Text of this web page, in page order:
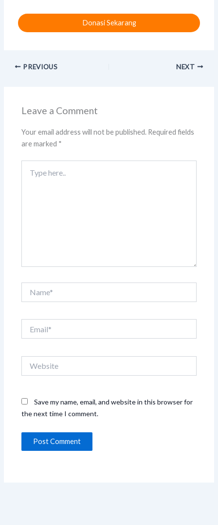
Donasi Sekarang
PREVIOUS NEXT
Leave a Comment
Your email address will not be published. Required fields
are marked *
here..
Save my name, email, and website in this browser for
the next time I comment.